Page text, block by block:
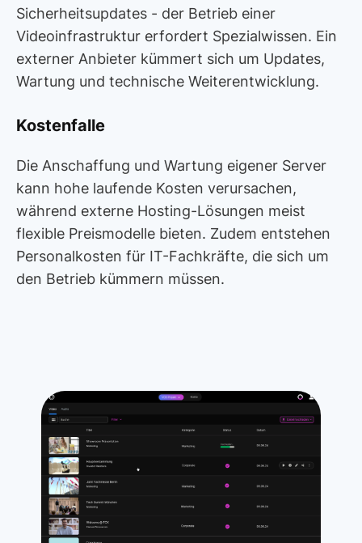
Sicherheitsupdates - der Betrieb einer
Videoinfrastruktur erfordert Spezialwissen. Ein
externer Anbieter kümmert sich um Updates,
Wartung und technische Weiterentwicklung.
Kostenfalle
Die Anschaffung und Wartung eigener Server
kann hohe laufende Kosten verursachen,
während externe Hosting-Lösungen meist
flexible Preismodelle bieten. Zudem entstehen
Personalkosten für IT-Fachkräfte, die sich um
den Betrieb kümmern müssen.